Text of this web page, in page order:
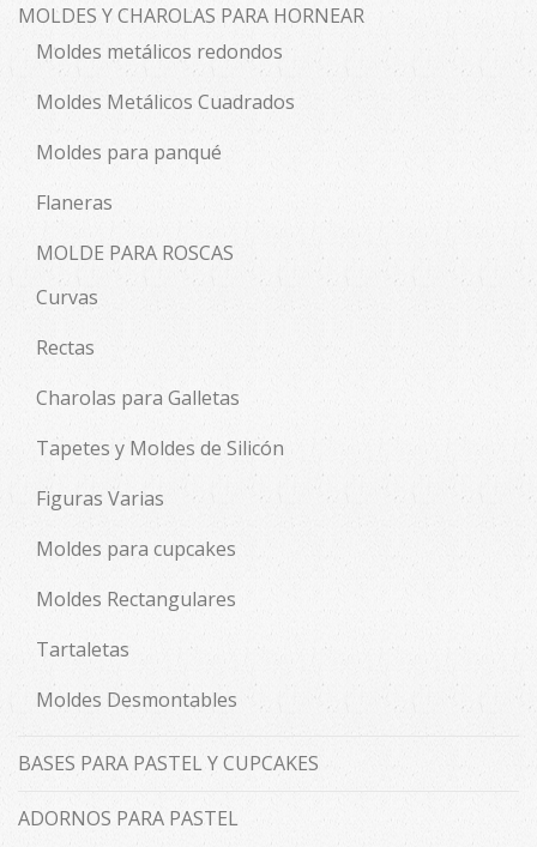
MOLDES Y CHAROLAS PARA HORNEAR
Moldes metálicos redondos
Moldes Metálicos Cuadrados
Moldes para panqué
Flaneras
MOLDE PARA ROSCAS
Curvas
Rectas
Charolas para Galletas
Tapetes y Moldes de Silicón
Figuras Varias
Moldes para cupcakes
Moldes Rectangulares
Tartaletas
Moldes Desmontables
BASES PARA PASTEL Y CUPCAKES
ADORNOS PARA PASTEL